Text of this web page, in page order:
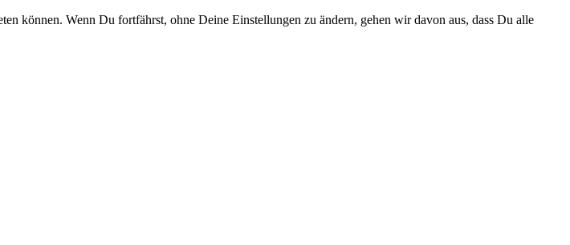
können. Wenn Du fortfährst, ohne Deine Einstellungen zu ändern, gehen wir davon aus, dass Du alle